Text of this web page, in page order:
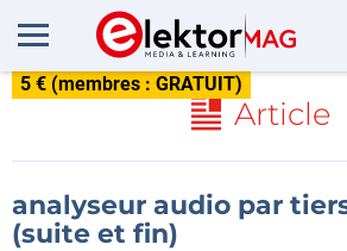
5 € (membres : GRATUIT)
Article
analyseur audio par
(suite et fin)